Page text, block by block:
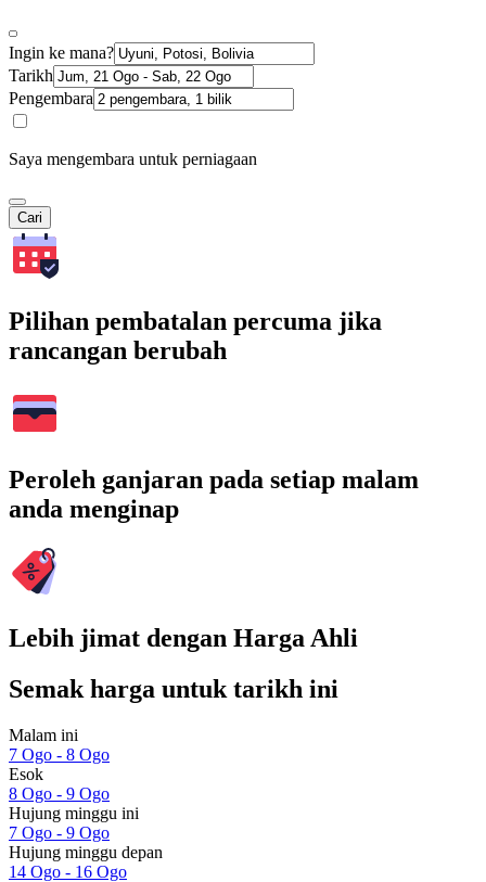
Ingin ke mana?
Tarikh
Pengembara
Saya mengembara untuk perniagaan
Cari
Pilihan pembatalan percuma jika
rancangan berubah
Peroleh ganjaran pada setiap malam
anda menginap
Lebih jimat dengan Harga Ahli
Semak harga untuk tarikh ini
Malam ini
7 Ogo - 8 Ogo
Esok
8 Ogo - 9 Ogo
Hujung minggu ini
7 Ogo - 9 Ogo
Hujung minggu depan
14 Ogo - 16 Ogo